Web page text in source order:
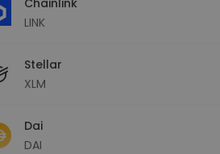
LINK
Stellar
XLM
Dai
DAI